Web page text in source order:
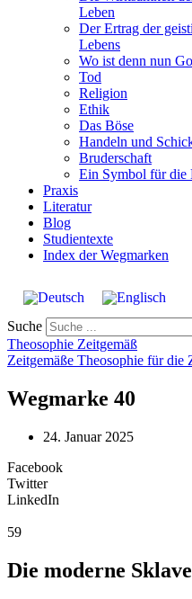
Leben
Der Ertrag der
Lebens
Wo ist denn nun
Tod
Religion
Ethik
Das Böse
Handeln und
Bruderschaft
Ein Symbol für die
Praxis
Literatur
Blog
Studientexte
Index der Wegmarken
Suche
Theosophie Zeitgemäß
Zeitgemäße Theosophie für die
Wegmarke 40
24. Januar 2025
Facebook
Twitter
LinkedIn
59
Die moderne